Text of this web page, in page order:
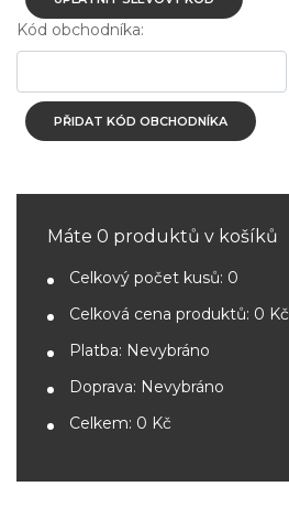
Kód obchodníka:
PŘIDAT KÓD OBCHODNÍKA
Máte 0 produktů v košíků
Celkový počet kusů: 0
Celková cena produktů: 0 Kč
Platba: Nevybráno
Doprava: Nevybráno
Celkem: 0 Kč